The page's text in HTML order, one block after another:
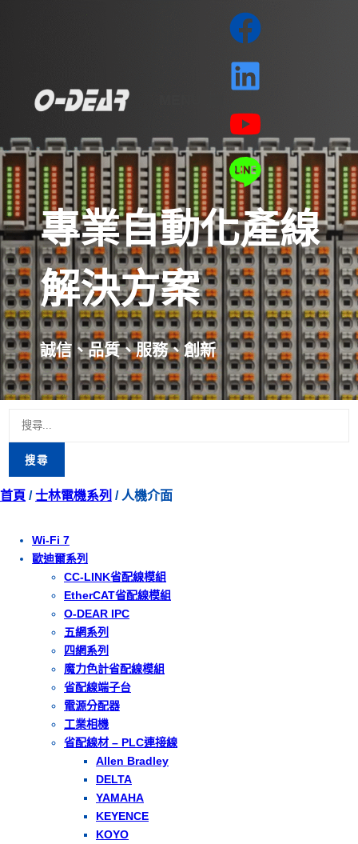
專業自動化產線
解決方案
誠信、品質、服務、創新
搜
尋
鍵
首頁 /士林電機系列 / 人機介面
Wi-Fi 7
歐迪爾系列
CC-LINK省配線模組
EtherCAT省配線模組
O-DEAR IPC
五網系列
四網系列
魔力色計省配線模組
省配線端子台
電源分配器
工業相機
省配線材 – PLC連接線
Allen Bradley
DELTA
YAMAHA
KEYENCE
KOYO